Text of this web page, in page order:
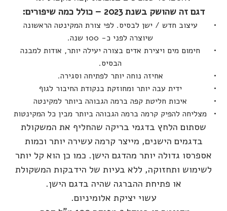
דגם זה שהושק בשנת 2023 – כולל כמה שיפורים:
עיצוב חדש / ישן לבסיס. לפי צורת המקינטה הראשונה
שיוצרה לפני כ- 100 שנה.
חימום מים ויצירת אדים בצורה יעילה יותר, אודות למבנה
הבסיס.
אחיזה נוחה יותר לפתיחה וסגירה.
ידית עבה יותר ומחוזקת בנקודת החיבור לגוף
איכות חליטת קפה ברמה הגבוהה ביותר למקינטה
מצליחה להפיק קרמה ברמה הגבוהה ביותר מבין כל המקינטות
שסתום הלחץ בדגמי בריקה שהחליף את המשקולת
בדגמים הישנים, מייצר קרמה עשירה יותר וכמות
אספרסו גדולה יותר מהדגם הישן. כמו כן הוא קל יותר
לשימוש ותחזוקה, ללא בעיות של הידבקות המשקולת
או פתיחת ההברגה שהיה בדגם הישן.
עשוי יציקת אלומיניום.